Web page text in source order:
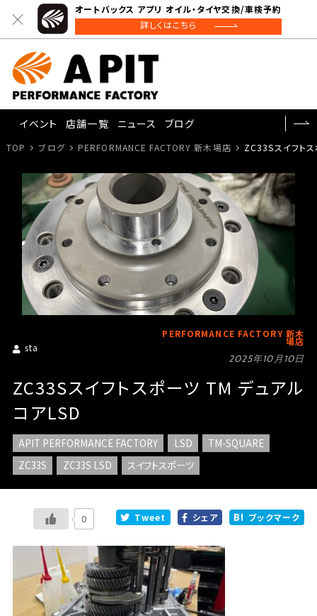
オートバックス アプリ オイル・タイヤ交換/車検予約
詳しくはこちら
イベント 店舗一覧 ニュース ブログ
TOP ブログ PERFORMANCE FACTORY 新木場店 ZC33Sスイフト
sta
PERFORMANCE FACTORY 新木
場店
2025年10月10日
ZC33Sスイフトスポーツ TM デュアル
コアLSD
APIT PERFORMANCE FACTORY LSD
TM-SQUARE
ZC33S
ZC33S LSD スイフトスポーツ
0 Tweet シェア ブックマーク